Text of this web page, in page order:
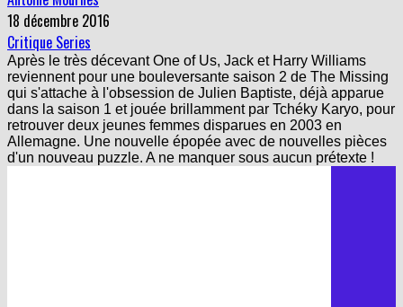
18 décembre 2016
Critique Series
Après le très décevant One of Us, Jack et Harry Williams
reviennent pour une bouleversante saison 2 de The Missing
qui s'attache à l'obsession de Julien Baptiste, déjà apparue
dans la saison 1 et jouée brillamment par Tchéky Karyo, pour
retrouver deux jeunes femmes disparues en 2003 en
Allemagne. Une nouvelle épopée avec de nouvelles pièces
d'un nouveau puzzle. A ne manquer sous aucun prétexte !